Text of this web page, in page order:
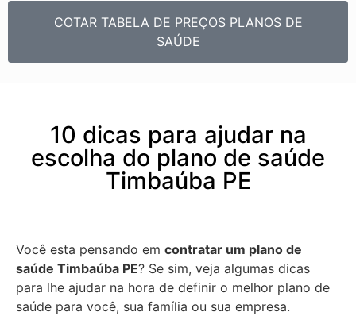
COTAR TABELA DE PREÇOS PLANOS DE
SAÚDE
10 dicas para ajudar na
escolha do plano de saúde
Timbaúba PE
Você esta pensando em contratar um plano de
saúde Timbaúba PE? Se sim, veja algumas dicas
para lhe ajudar na hora de definir o melhor plano de
saúde para você, sua família ou sua empresa.